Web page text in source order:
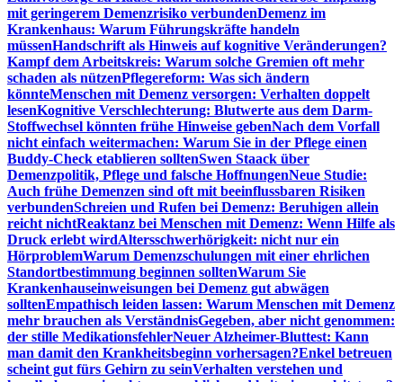
mit geringerem Demenzrisiko verbundenDemenz im
Krankenhaus: Warum Führungskräfte handeln
müssenHandschrift als Hinweis auf kognitive Veränderungen?
Kampf dem Arbeitskreis: Warum solche Gremien oft mehr
schaden als nützenPflegereform: Was sich ändern
könnteMenschen mit Demenz versorgen: Verhalten doppelt
lesenKognitive Verschlechterung: Blutwerte aus dem Darm-
Stoffwechsel könnten frühe Hinweise gebenNach dem Vorfall
nicht einfach weitermachen: Warum Sie in der Pflege einen
Buddy-Check etablieren solltenSwen Staack über
Demenzpolitik, Pflege und falsche HoffnungenNeue Studie:
Auch frühe Demenzen sind oft mit beeinflussbaren Risiken
verbundenSchreien und Rufen bei Demenz: Beruhigen allein
reicht nichtReaktanz bei Menschen mit Demenz: Wenn Hilfe als
Druck erlebt wirdAltersschwerhörigkeit: nicht nur ein
HörproblemWarum Demenzschulungen mit einer ehrlichen
Standortbestimmung beginnen solltenWarum Sie
Krankenhauseinweisungen bei Demenz gut abwägen
solltenEmpathisch leiden lassen: Warum Menschen mit Demenz
mehr brauchen als VerständnisGegeben, aber nicht genommen:
der stille MedikationsfehlerNeuer Alzheimer-Bluttest: Kann
man damit den Krankheitsbeginn vorhersagen?Enkel betreuen
scheint gut fürs Gehirn zu seinVerhalten verstehen und